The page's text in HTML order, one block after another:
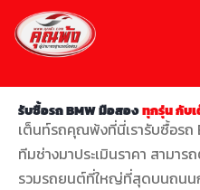
รับซื้อรถ BMW มือสองทุกรุ่น กับ
เต็นท์รถคุณพ้งที่นี่เรารับซื้อรถ
ทีมช่างมาประเมินราคา สามา
รวมรถยนต์ที่ใหญ่ที่สุดบนถนน